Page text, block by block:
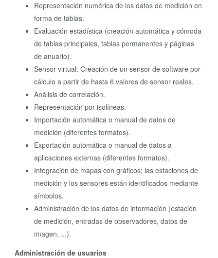
Representación numérica de los datos de medición en
forma de tablas.
Evaluación estadística (creación automática y cómoda
de tablas principales, tablas permanentes y páginas
de anuario).
Sensor virtual: Creación de un sensor de software por
cálculo a partir de hasta 6 valores de sensor reales.
Análisis de correlación.
Representación por isolíneas.
Importación automática o manual de datos de
medición (diferentes formatos).
Exportación automática o manual de datos a
aplicaciones externas (diferentes formatos).
Integración de mapas con gráficos; las estaciones de
medición y los sensores están identificados mediante
símbolos.
Administración de los datos de información (estación
de medición, entradas de observadores, datos de
imagen, ...).
Administración de usuarios